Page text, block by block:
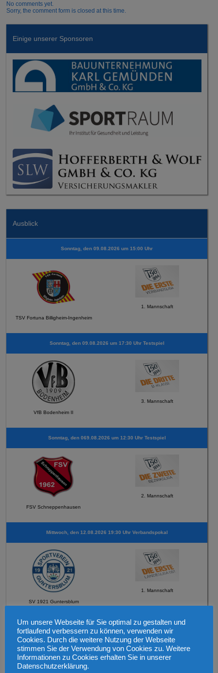
No comments yet.
Sorry, the comment form is closed at this time.
Einige unserer Sponsoren
Ausblick
Sonntag, den 09.08.2026 um 15:00 Uhr
TSV Fortuna Billigheim-Ingenheim
1. Mannschaft
Sonntag, den 09.08.2026 um 17:30 Uhr Testspiel
VfB Bodenheim II
3. Mannschaft
Sonntag, den 069.08.2026 um 12:30 Uhr Testspiel
FSV Schneppenhausen
2. Mannschaft
Mittwoch, den 12.08.2026 19:30 Uhr Verbandspokal
SV 1921 Guntersblum
1. Mannschaft
Sonntag, den 16.08.2026 um 12:45 Uhr
Um unsere Webseite für Sie optimal zu gestalten und
fortlaufend verbessern zu können, verwenden wir
Cookies. Durch die weitere Nutzung der Webseite
stimmen Sie der Verwendung von Cookies zu. Weitere
Informationen zu Cookies erhalten Sie in unserer
Datenschutzerklärung.